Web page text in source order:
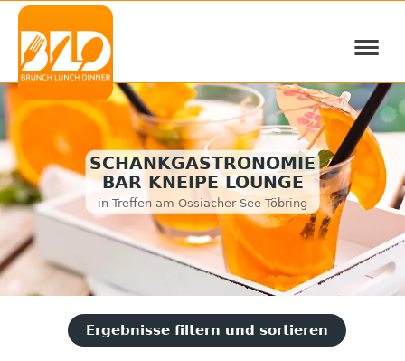
≡
SCHANKGASTRONOMIE
BAR KNEIPE LOUNGE
in Treffen am Ossiacher See Töbring
Ergebnisse filtern und sortieren